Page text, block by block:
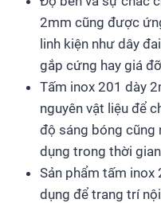
2mm cũng được
linh kiện như dây
gắp cứng hay giá
Tấm inox 201 dày
nguyên vật liệu để
độ sáng bóng
dụng trong thời
Sản phẩm tấm
dụng để trang trí